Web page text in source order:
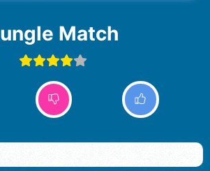
Jungle Match